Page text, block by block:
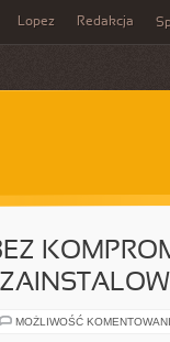
Lopez Redakcja
MOŻLIWOŚĆ